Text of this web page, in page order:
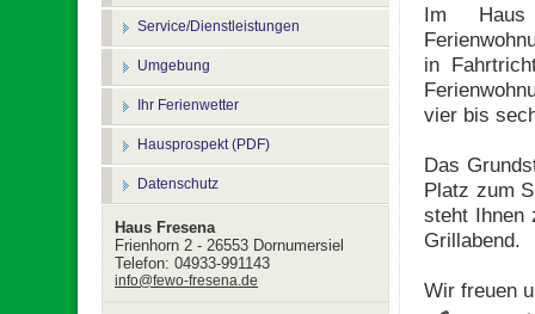
Service/Dienstleistungen
Umgebung
Ihr Ferienwetter
Hausprospekt (PDF)
Datenschutz
Haus Fresena
Frienhorn 2 - 26553 Dornumersiel
Telefon: 04933-991143
info@fewo-fresena.de
Im
in
vier bis
Das
Platz zum
steht Ihnen
Grillabend.
Wir freuen